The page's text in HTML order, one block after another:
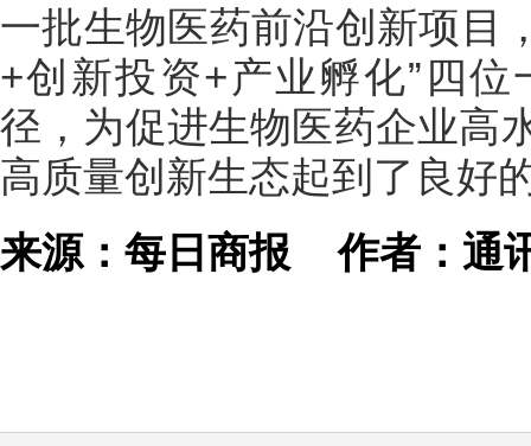
一批生物医药前沿创新项目
+创新投资+产业孵化”四
径，为促进生物医药企业高
高质量创新生态起到了良好
来源：每日商报作者：通